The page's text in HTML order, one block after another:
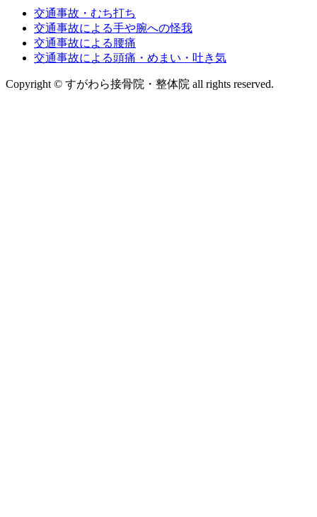
交通事故・むち打ち
交通事故による手や腕への怪我
交通事故による腰痛
交通事故による頭痛・めまい・吐き気
Copyright © すがわら接骨院・整体院 all rights reserved.